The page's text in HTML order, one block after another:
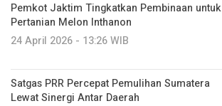
Pemkot Jaktim Tingkatkan Pembinaan untuk
Pertanian Melon Inthanon
24 April 2026 - 13:26 WIB
Satgas PRR Percepat Pemulihan Sumatera
Lewat Sinergi Antar Daerah